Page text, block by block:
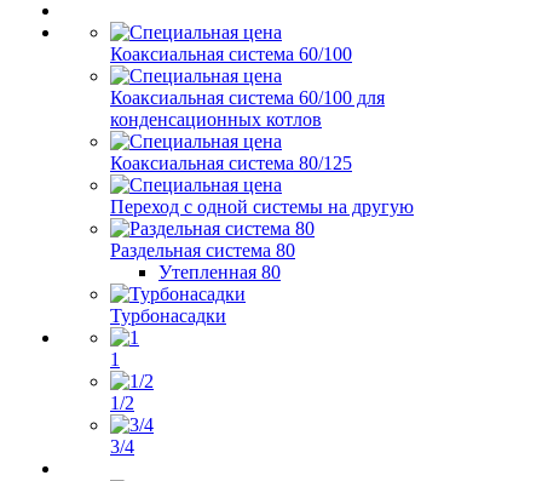
Коаксиальная система 60/100
Коаксиальная система 60/100 для
конденсационных котлов
Коаксиальная система 80/125
Переход с одной системы на другую
Раздельная система 80
Утепленная 80
Турбонасадки
1
1/2
3/4